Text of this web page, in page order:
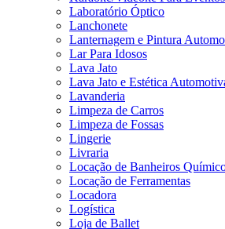
Laboratório Óptico
Lanchonete
Lanternagem e Pintura
Lar Para Idosos
Lava Jato
Lava Jato e Estética
Lavanderia
Limpeza de Carros
Limpeza de Fossas
Lingerie
Livraria
Locação de Banheiros
Locação de Ferramentas
Locadora
Logística
Loja de Ballet